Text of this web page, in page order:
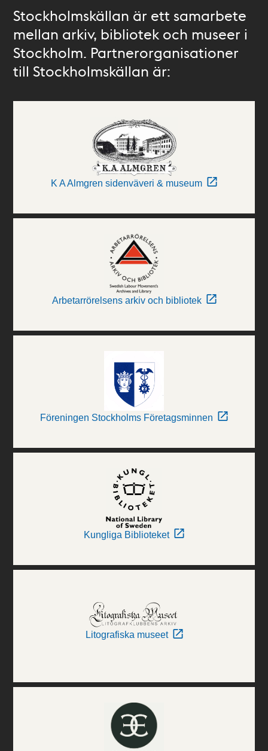
Stockholmskällan är ett samarbete
mellan arkiv, bibliotek och museer i
Stockholm. Partnerorganisationer
till Stockholmskällan är:
K A Almgren sidenväveri & museum
Arbetarrörelsens arkiv och bibliotek
Föreningen Stockholms Företagsminnen
Kungliga Biblioteket
Litografiska museet